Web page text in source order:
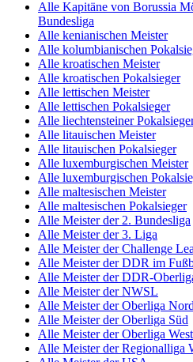
Alle Kapitäne von Borussia
Bundesliga
Alle kenianischen Meister
Alle kolumbianischen
Alle kroatischen Meister
Alle kroatischen Pokalsieger
Alle lettischen Meister
Alle lettischen Pokalsieger
Alle liechtensteiner
Alle litauischen Meister
Alle litauischen Pokalsieger
Alle luxemburgischen Meister
Alle luxemburgischen
Alle maltesischen Meister
Alle maltesischen Pokalsieger
Alle Meister der 2. Bundesliga
Alle Meister der 3. Liga
Alle Meister der Challenge
Alle Meister der DDR im
Alle Meister der DDR-
Alle Meister der NWSL
Alle Meister der Oberliga Nord
Alle Meister der Oberliga Süd
Alle Meister der Oberliga West
Alle Meister der Regionalliga